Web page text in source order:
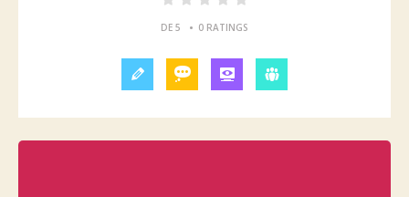
DE 5 • 0 RATINGS